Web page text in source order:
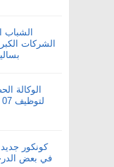
الشباب
الشركات
الوكالة
كونكور جديد
في بعض